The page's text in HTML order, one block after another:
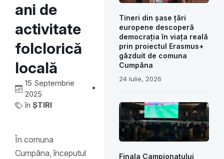
ani de
activitate
folclorică
locală
15 Septembrie
2025
în ȘTIRI
În comuna
Cumpăna, începutul
Tineri din șase țări
europene descoperă
democrația în viața reală
prin proiectul Erasmus+
găzduit de comuna
Cumpăna
24 Iulie, 2026
Finala Campionatului